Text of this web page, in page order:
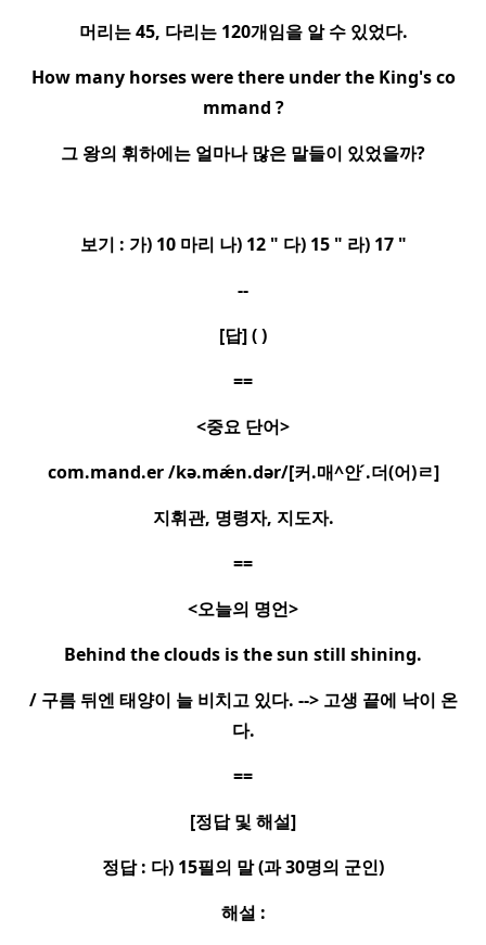
머리는45, 다리는 120개임을 알 수 있었다.
How many horses were there under the King's co
mmand ?
그 왕의 휘하에는 얼마나 많은 말들이 있었을까?
보기 : 가) 10 마리 나) 12 " 다) 15 " 라) 17 "
--
[답] ( )
==
<중요 단어>
com.mand.er /kə.mæn.dər/[커.매^안 .더(어)ㄹ]
지휘관, 명령자, 지도자.
==
<오늘의 명언>
Behind the clouds is the sun still shining.
/ 구름 뒤엔 태양이 늘 비치고 있다. --> 고생 끝에 낙이 온
다.
==
[정답 및 해설]
정답: 다) 15필의 말(과30명의 군인)
해설 :